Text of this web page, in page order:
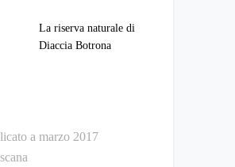
La riserva naturale di
Diaccia Botrona
a marzo 2017